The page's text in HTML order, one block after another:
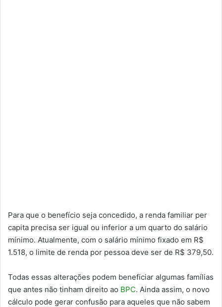
Para que o benefício seja concedido, a renda familiar per
capita precisa ser igual ou inferior a um quarto do salário
mínimo. Atualmente, com o salário mínimo fixado em R$
1.518, o limite de renda por pessoa deve ser de R$ 379,50.
Todas essas alterações podem beneficiar algumas famílias
que antes não tinham direito ao BPC. Ainda assim, o novo
cálculo pode gerar confusão para aqueles que não sabem